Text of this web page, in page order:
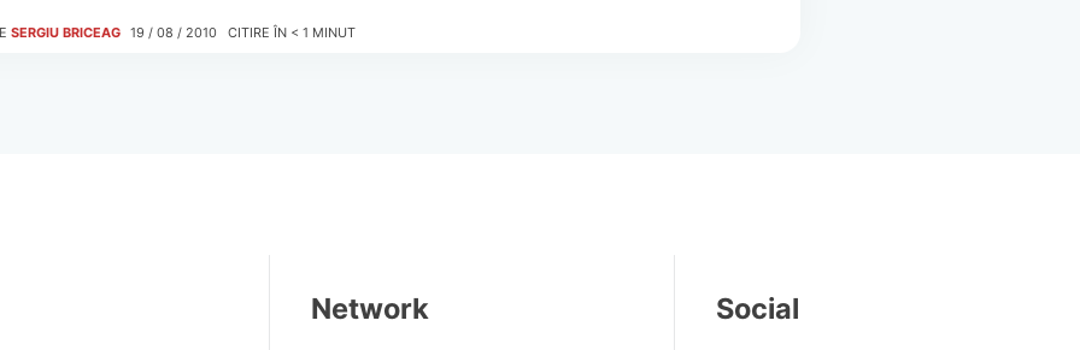
SERGIU BRICEAG 19 / 08 / 2010 CITIRE ÎN < 1 MINUT
Network Social